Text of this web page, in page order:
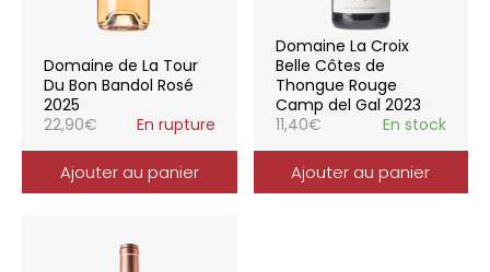
Domaine de La Tour
Du Bon Bandol Rosé
2025
22,90€ En rupture
Ajouter au panier
Domaine La Croix
Belle Côtes de
Thongue Rouge
Camp del Gal 2023
11,40€ En stock
Ajouter au panier